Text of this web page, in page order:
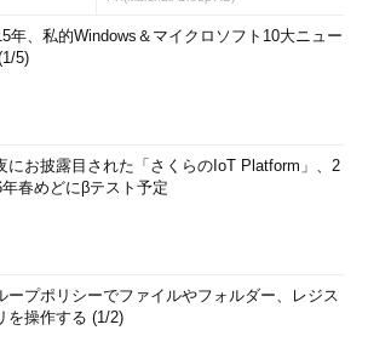
年、私的Windows＆マイクロソフト10大ニュー
5)
にお披露目された「さくらのIoT Platform」、2
春めどにβテスト予定
ープポリシーでファイルやフォルダー、レジス
を操作する (1/2)